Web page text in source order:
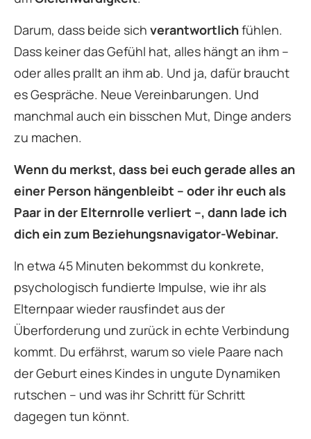
Darum, dass beide sich verantwortlichfühlen.
Dass keiner das Gefühl hat, alles hängt an ihm –
oder alles prallt an ihm ab. Und ja, dafür braucht
es Gespräche. Neue Vereinbarungen. Und
manchmal auch ein bisschen Mut, Dinge anders
zu machen.
Wenn du merkst, dass bei euch gerade alles an
einer Person hängenbleibt – oder ihr euch als
Paar in der Elternrolle verliert –, dann lade ich
dich ein zum Beziehungsnavigator-Webinar.
In etwa 45 Minuten bekommst du konkrete,
psychologisch fundierte Impulse, wie ihr als
Elternpaar wieder rausfindet aus der
Überforderung und zurück in echte Verbindung
kommt. Du erfährst, warum so viele Paare nach
der Geburt eines Kindes in ungute Dynamiken
rutschen – und was ihr Schritt für Schritt
dagegen tun könnt.